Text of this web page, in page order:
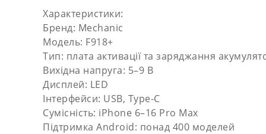
Характеристики:
Бренд: Mechanic
Модель: F918+
Тип: плата активації та заряджання
Вихідна напруга: 5–9 В
Дисплей: LED
Інтерфейси: USB, Type-C
Сумісність: iPhone 6–16 Pro Max
Підтримка Android: понад 400 моделей